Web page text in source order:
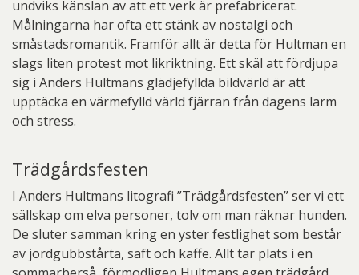
undviks känslan av att ett verk är prefabricerat.
Målningarna har ofta ett stänk av nostalgi och
småstadsromantik. Framför allt är detta för Hultman en
slags liten protest mot likriktning. Ett skäl att fördjupa
sig i Anders Hultmans glädjefyllda bildvärld är att
upptäcka en värmefylld värld fjärran från dagens larm
och stress.
Trädgårdsfesten
I Anders Hultmans litografi ”Trädgårdsfesten” ser vi ett
sällskap om elva personer, tolv om man räknar hunden.
De sluter samman kring en yster festlighet som består
av jordgubbstårta, saft och kaffe. Allt tar plats i en